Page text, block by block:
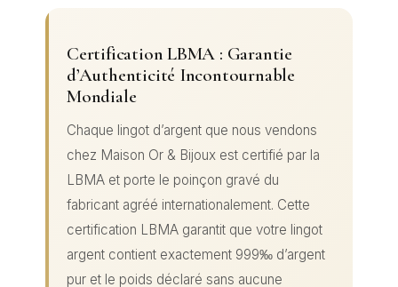
Certification LBMA : Garantie
d’Authenticité Incontournable
Mondiale
Chaque lingot d’argent que nous vendons
chez Maison Or & Bijoux est certifié par la
LBMA et porte le poinçon gravé du
fabricant agréé internationalement. Cette
certification LBMA garantit que votre lingot
argent contient exactement 999‰ d’argent
pur et le poids déclaré sans aucune